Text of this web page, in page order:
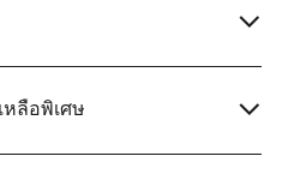
หลือพิเศษ